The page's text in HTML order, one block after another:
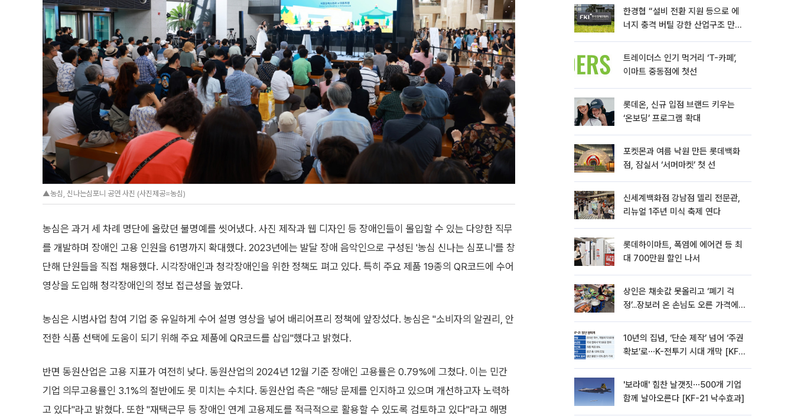
▲농심, 신나는심포니 공연 사진 (사진제공=농심)
농심은 과거 세 차례 명단에 올랐던 불명예를 씻어냈다. 사진 제작과 웹 디자인 등 장애인들이 몰입할 수 있는 다양한 직무
를 개발하며 장애인 고용 인원을 61명까지 확대했다. 2023년에는 발달 장애 음악인으로 구성된 '농심 신나는 심포니'를 창
단해 단원들을 직접 채용했다. 시각장애인과 청각장애인을 위한 정책도 펴고 있다. 특히 주요 제품 19종의 QR코드에 수어
영상을 도입해 청각장애인의 정보 접근성을 높였다.
농심은 시범사업 참여 기업 중 유일하게 수어 설명 영상을 넣어 배리어프리 정책에 앞장섰다. 농심은 "소비자의 알권리, 안
전한 식품 선택에 도움이 되기 위해 주요 제품에 QR코드를 삽입"했다고 밝혔다.
반면 동원산업은 고용 지표가 여전히 낮다. 동원산업의 2024년 12월 기준 장애인 고용률은 0.79%에 그쳤다. 이는 민간
기업 의무고용률인 3.1%의 절반에도 못 미치는 수치다. 동원산업 측은 "해당 문제를 인지하고 있으며 개선하고자 노력하
고 있다"라고 밝혔다. 또한 "재택근무 등 장애인 연계 고용제도를 적극적으로 활용할 수 있도록 검토하고 있다"라고 해명
한경협 “설비 전환 지원 등으로 에
너지 충격 버틸 강한 산업구조 만들
트레이더스 인기 먹거리 ‘T-카페’,
이마트 중동점에 첫선
롯데온, 신규 입점 브랜드 키우는
‘온보딩’ 프로그램 확대
포켓몬과 여름 낙원 만든 롯데백화
점, 잠실서 ‘서머마켓’ 첫 선
신세계백화점 강남점 델리 전문관,
리뉴얼 1주년 미식 축제 연다
롯데하이마트, 폭염에 에어컨 등 최
대 700만원 할인 나서
상인은 채솟값 못올리고 ‘폐기 걱
정’...장보러 온 손님도 오른 가격에
10년의 집념, ‘단순 제작’ 넘어 ‘주권
확보’로⋯K-전투기 시대 개막 [KF-
'보라매' 힘찬 날갯짓⋯500개 기업
함께 날아오른다 [KF-21 낙수효과]